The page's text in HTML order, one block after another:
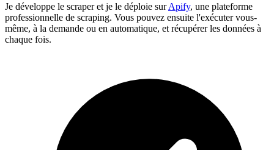
Je développe le scraper et je le déploie surApify, une plateforme
professionnelle de scraping. Vous pouvez ensuite l'exécuter vous-
même, à la demande ou en automatique, et récupérer les données à
chaque fois.